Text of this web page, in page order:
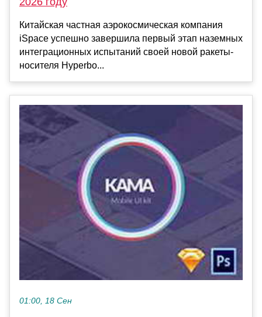
Китайская частная аэрокосмическая компания
iSpace успешно завершила первый этап наземных
интеграционных испытаний своей новой ракеты-
носителя Hyperbo...
01:00, 18 Сен